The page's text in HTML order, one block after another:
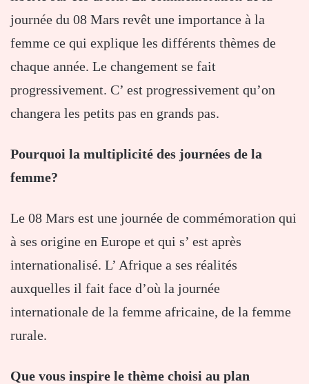
journée du 08 Mars revêt une importance à la
femme ce qui explique les différents thèmes de
chaque année. Le changement se fait
progressivement. C’ est progressivement qu’on
changera les petits pas en grands pas.
Pourquoi la multiplicité des journées de la
femme?
Le 08 Mars est une journée de commémoration qui
à ses origine en Europe et qui s’ est après
internationalisé. L’ Afrique a ses réalités
auxquelles il fait face d’où la journée
internationale de la femme africaine, de la femme
rurale.
Que vous inspire le thème choisi au plan